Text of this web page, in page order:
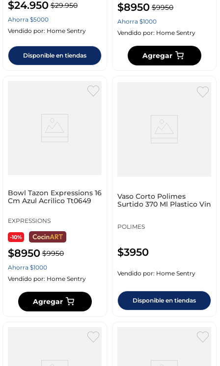
$24.950 $29.950
Ahorra $5000
Vendido por: Home Sentry
Disponible en tiendas
$8950 $9950
Ahorra $1000
Vendido por: Home Sentry
Agregar
Bowl Tazon Expressions 16
Cm Azul Acrilico Tt0649
EXPRESSIONS
-10%
$8950 $9950
Ahorra $1000
Vendido por: Home Sentry
Agregar
Vaso Corto Polimes
Surtido 370 Ml Plastico Vin
POLIMES
$3950
Vendido por: Home Sentry
Disponible en tiendas